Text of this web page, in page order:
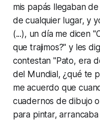
mis papás llegaban
de cualquier lugar, y
(...), un día me dicen
que trajimos?" y les
contestan "Pato, era
del Mundial, ¿qué te
me acuerdo que
cuadernos de dibujo
para pintar,